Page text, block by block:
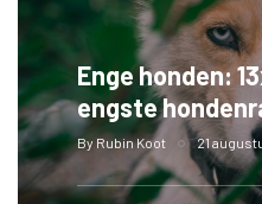
Enge honden:
engste
ByRubin Koot 21